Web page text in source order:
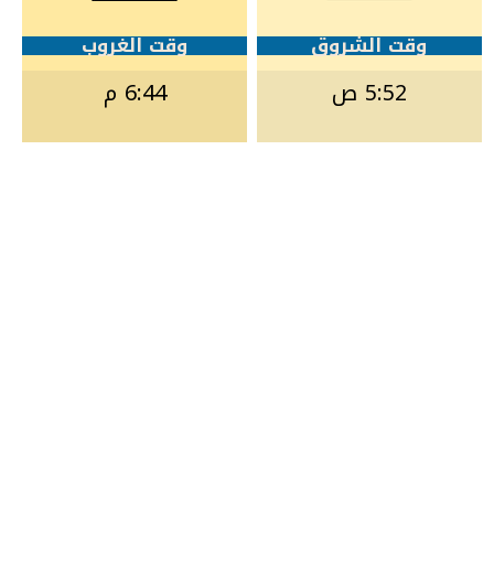
وقت الشروق
5:52 ص
وقت الغروب
6:44 م